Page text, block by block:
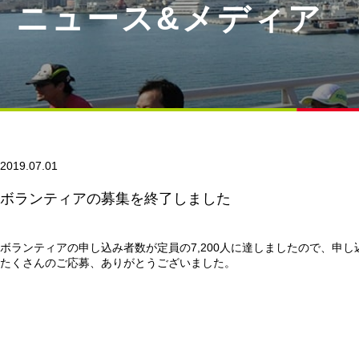
ニュース&メディア
2019.07.01
ボランティアの募集を終了しました
ボランティアの申し込み者数が定員の7,200人に達しましたので、申
たくさんのご応募、ありがとうございました。